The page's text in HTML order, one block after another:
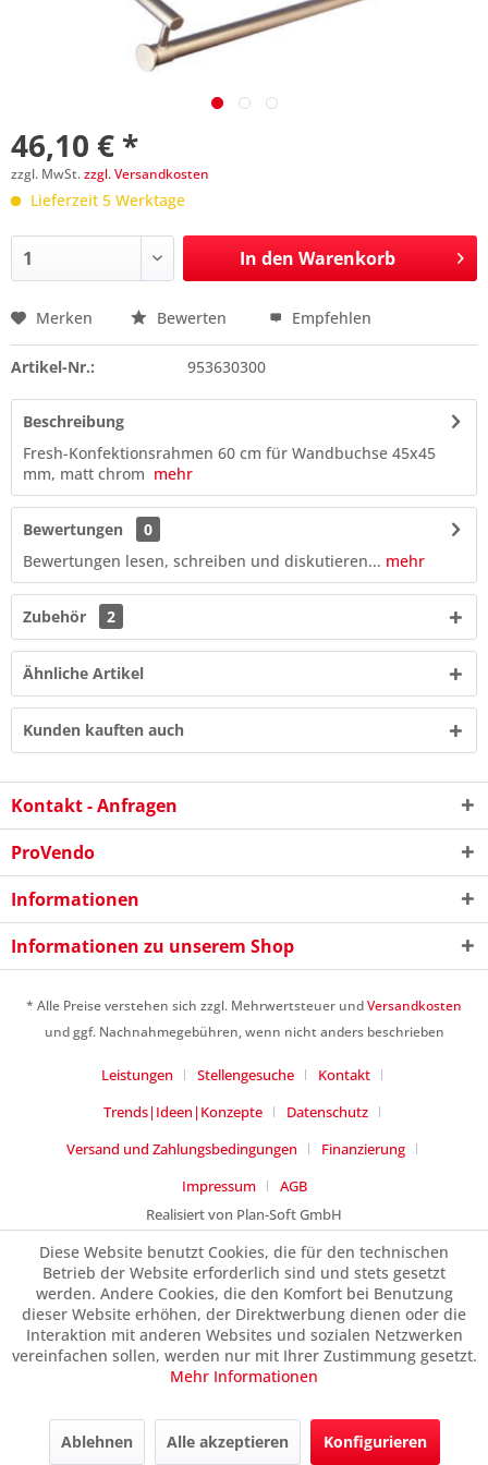
46,10 € *
zzgl. MwSt.zzgl. Versandkosten
Lieferzeit 5 Werktage
In den Warenkorb
Preis anfragen
Ich habe dieDatenschutzerklärunggelesen,
Mit * gekennzeichnete Felder sind Pflichtfelder.
Merken Bewerten Empfehlen
Artikel-Nr.: 953630300
Beschreibung
Fresh-Konfektionsrahmen 60 cm für Wandbuchse 45x45
mm, matt chrom mehr
Bewertungen
0
Bewertungen lesen, schreiben und diskutieren... mehr
Zubehör 2
Ähnliche Artikel
Kunden kauften auch
Kontakt - Anfragen
ProVendo
Informationen
Informationen zu unserem Shop
* Alle Preise verstehen sich zzgl. Mehrwertsteuer undVersandkosten
und ggf. Nachnahmegebühren, wenn nicht anders beschrieben
Leistungen Stellengesuche
Kontakt
Trends|Ideen|Konzepte
Datenschutz
Versand und Zahlungsbedingungen
Finanzierung
Impressum
AGB
Realisiert von Plan-Soft GmbH
Diese Website benutzt Cookies, die für den technischen
Betrieb der Website erforderlich sind und stets gesetzt
werden. Andere Cookies, die den Komfort bei Benutzung
dieser Website erhöhen, der Direktwerbung dienen oder die
Interaktion mit anderen Websites und sozialen Netzwerken
vereinfachen sollen, werden nur mit Ihrer Zustimmung gesetzt.
Mehr Informationen
Ablehnen Alle akzeptieren Konfigurieren